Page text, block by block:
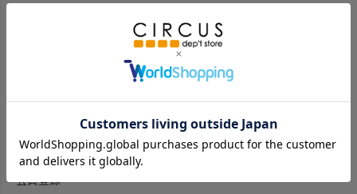
ベビー服ギフト通販のCWTCH
セール
my focus(よみもの)
会員登録/マイページ
会員登録